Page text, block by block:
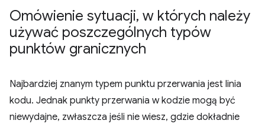
Omówienie sytuacji, w których należy
używać poszczególnych typów
punktów granicznych
Najbardziej znanym typem punktu przerwania jest linia
kodu. Jednak punkty przerwania w kodzie mogą być
niewydajne, zwłaszcza jeśli nie wiesz, gdzie dokładnie